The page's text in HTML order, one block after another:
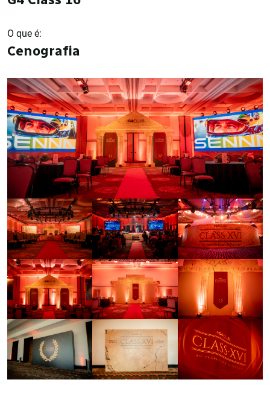
O que é:
Cenografia